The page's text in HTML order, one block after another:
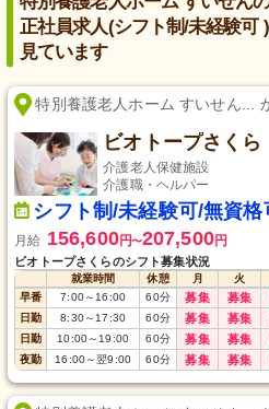
正社員求人(シフト制/未経験可
見ています
特別養護老人ホーム すいせん...
ビオトープさくら
介護老人保健施設
介護職・ヘルパー
シフト制/未経験可/無資格
月給 156,600円〜207,500円
ビオトープさくらのシフト募集状況
就業時間 休憩 月 火
早番
7:00～ 16:00 60分 募集 募集
日勤 8:30～ 17:30 60分 募集 募集
日勤 10:00～ 19:00 60分 募集 募集
夜勤 16:00～翌9:00 60分 募集 募集